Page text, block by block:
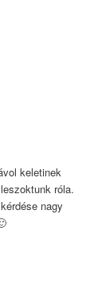
keletinek
róla.
nagy